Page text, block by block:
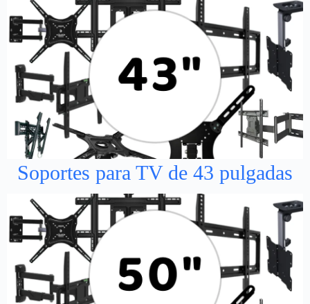
Soportes para TV de 43 pulgadas